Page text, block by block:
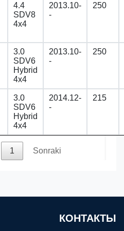
4.4
SDV8
4x4
2013.10-
-
250
3.0
SDV6
Hybrid
4x4
2013.10-
-
250
3.0
SDV6
Hybrid
4x4
2014.12-
-
215
1 Sonraki
КОНТАКТЫ